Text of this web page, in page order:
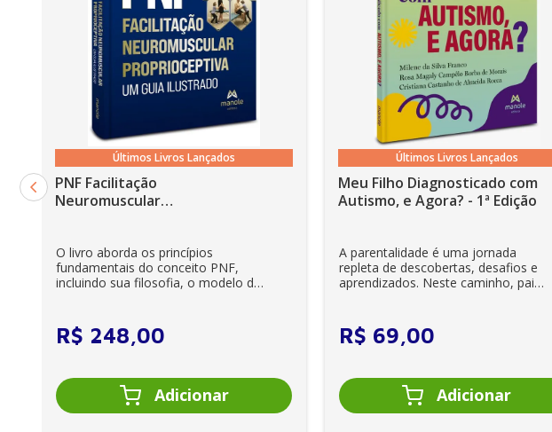
Últimos Livros Lançados
PNF Facilitação
Neuromuscular
O livro aborda os princípios
fundamentais do conceito PNF,
incluindo sua filosofia, o modelo da
R$ 248,00
Últimos Livros Lançados
Meu Filho Diagnosticado com
Autismo, e Agora? - 1ª Edição
A parentalidade é uma jornada
repleta de descobertas, desafios e
aprendizados. Neste caminho, pais
R$ 69,00